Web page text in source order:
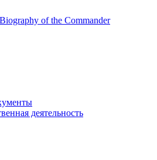
of the Commander
деятельность